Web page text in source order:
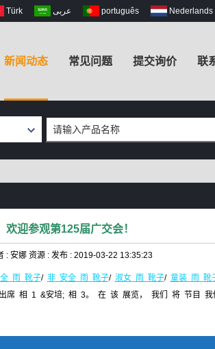
Türk عربى português Nederlands
新闻动态 常见问题 提交询价 联
欢迎参观第125届广交会！
: 安娜 资源 : 发布 : 2019-03-22 13:35:23
雨 靴子/ 非安全雨 靴子/ 淑女雨 靴子/ 童装雨 靴
席相 1 &安培;相 3。 在该展览， 我们 将节目 我